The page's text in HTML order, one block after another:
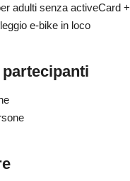
adulti senza activeCard +
e-bike in loco